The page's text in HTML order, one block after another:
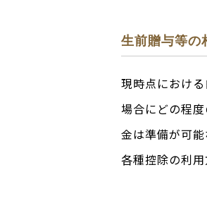
生前贈与等の
現時点におけ
場合にどの程
金は準備が可
各種控除の利